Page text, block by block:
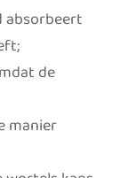
absorbeert
de
manier